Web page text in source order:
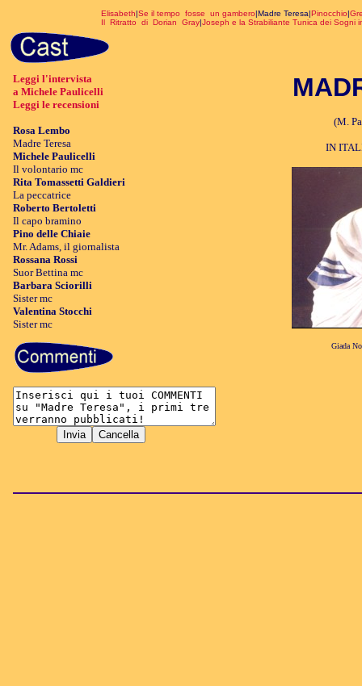
Elisabeth|Se il tempo fosse un gambero|Madre Teresa|Pinocchio|
Il Ritratto di Dorian Gray|Joseph e la Strabiliante Tunica dei Sogni
Leggi l'intervista
a Michele Paulicelli
Leggi le recensioni
Rosa Lembo
Madre Teresa
Michele Paulicelli
Il volontario mc
Rita Tomassetti Galdieri
La peccatrice
Roberto Bertoletti
Il capo bramino
Pino delle Chiaie
Mr. Adams, il giornalista
Rossana Rossi
Suor Bettina mc
Barbara Sciorilli
Sister mc
Valentina Stocchi
Sister mc
(M.
IN
Giada